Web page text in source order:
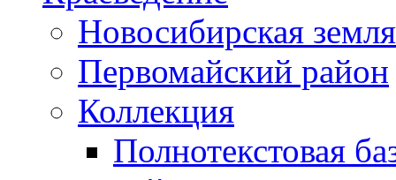
Новосибирская земля
Первомайский район
Коллекция
Полнотекстовая